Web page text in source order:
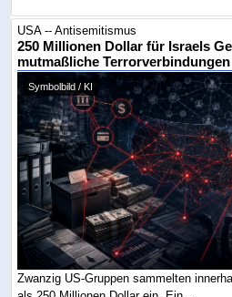
USA -- Antisemitismus
250 Millionen Dollar für Israels
mutmaßliche
Symbolbild / KI
Zwanzig US-Gruppen sammelten